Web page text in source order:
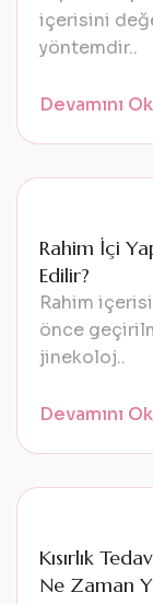
içerisini
yöntemdir..
Devamını
Rahim İçi
Edilir?
Rahim
önce
jinekoloj..
Devamını
Kısırlık
Ne Zaman